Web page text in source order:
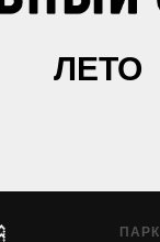
ЛЕТО
ПАРК